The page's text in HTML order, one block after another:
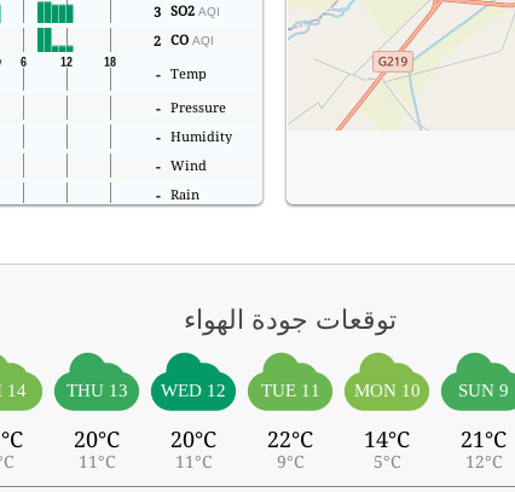
SO2 AQI
3
CO AQI
2
Temp
-
Pressure
-
Humidity
-
Wind
-
Rain
-
توقعات جودة الهواء
SUN 9
21°C
12°C
MON 10
14°C
5°C
TUE 11
22°C
9°C
WED 12
20°C
11°C
THU 13
20°C
11°C
14